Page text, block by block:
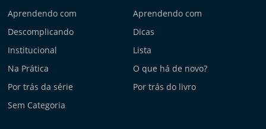
Aprendendo com
Aprendendo com
Descomplicando
Dicas
Institucional
Lista
Na Prática
O que há de novo?
Por trás da série
Por trás do livro
Sem Categoria